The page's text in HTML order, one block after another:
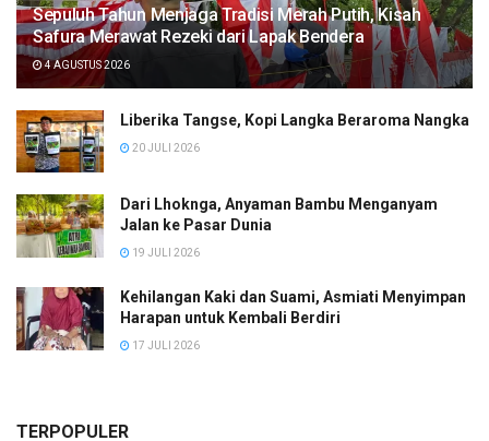
Sepuluh Tahun Menjaga Tradisi Merah Putih, Kisah
Safura Merawat Rezeki dari Lapak Bendera
4 AGUSTUS 2026
Liberika Tangse, Kopi Langka Beraroma Nangka
20 JULI 2026
Dari Lhoknga, Anyaman Bambu Menganyam
Jalan ke Pasar Dunia
19 JULI 2026
Kehilangan Kaki dan Suami, Asmiati Menyimpan
Harapan untuk Kembali Berdiri
17 JULI 2026
TERPOPULER